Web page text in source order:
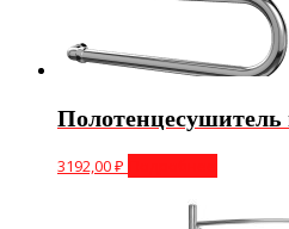
3192,00₽